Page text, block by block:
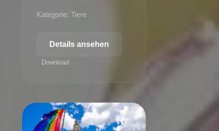
Kategorie: Tiere
Details ansehen
Download